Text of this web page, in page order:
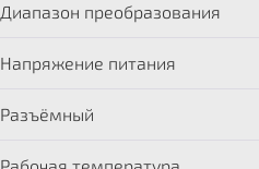
Диапазон преобразования
Напряжение питания
Разъёмный